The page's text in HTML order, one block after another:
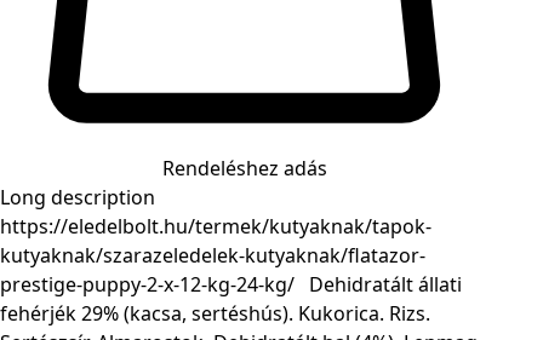
Rendeléshez adás
Long description
https://eledelbolt.hu/termek/kutyaknak/tapok-
kutyaknak/szarazeledelek-kutyaknak/flatazor-
prestige-puppy-2-x-12-kg-24-kg/ Dehidratált állati
fehérjék 29% (kacsa, sertéshús). Kukorica. Rizs.